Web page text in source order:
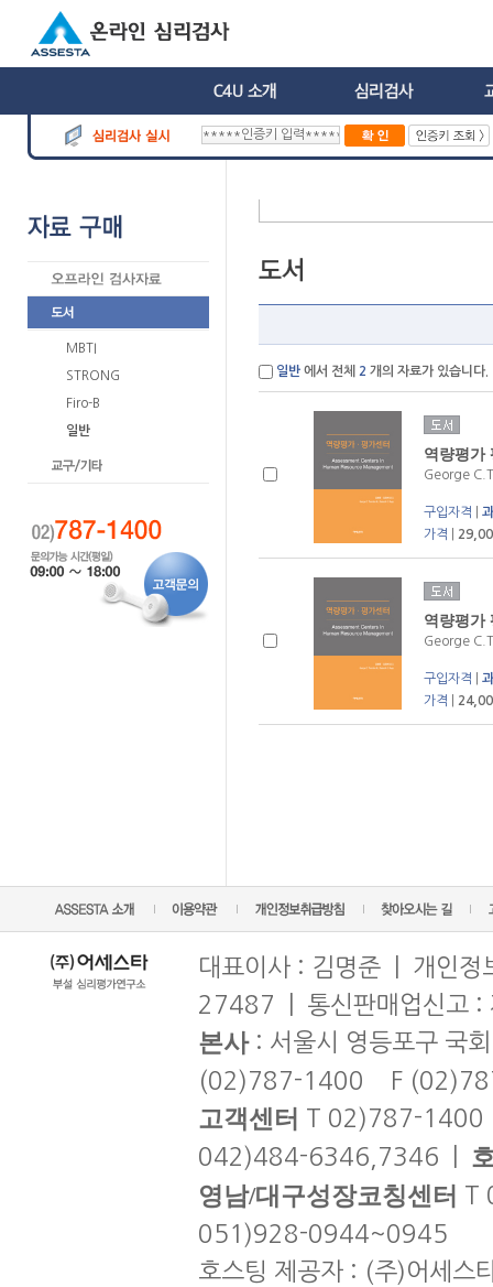
MBTI
STRONG
Firo-B
일반
일반 에서 전체 2 개의 자료가 있습니다.
역량평가
George
구입자격
가격
역량평가
George
구입자격
가격
대표이사 : 김명준 | 개인
27487 | 통신판매업신고
본사: 서울시 영등포구 국
(02)787-1400 F
고객센터 T 02)787-
042)484-6346,7346 |
영남/대구성장코칭센터 T
051)928-0944~0945
호스팅 제공자 : (주)어세